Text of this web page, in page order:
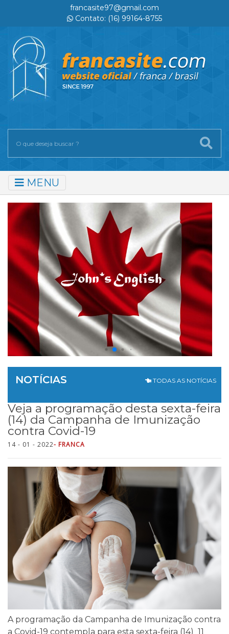
francasite97@gmail.com
Contato: (16) 99164-8755
MENU
NOTÍCIAS TODAS AS NOTÍCIAS
Veja a programação desta sexta-feira
(14) da Campanha de Imunização
contra Covid-19
14 - 01 - 2022- FRANCA
A programação da Campanha de Imunização contra
a Covid-19 contempla para esta sexta-feira (14) 11